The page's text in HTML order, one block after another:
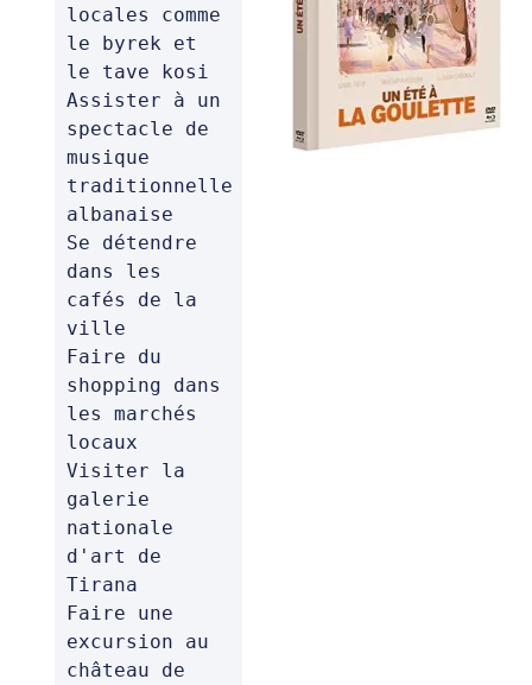
locales comme
le byrek et
le tave kosi
Assister à un
spectacle de
musique
traditionnelle
albanaise
Se détendre
dans les
cafés de la
ville
Faire du
shopping dans
les marchés
locaux
Visiter la
galerie
nationale
d'art de
Tirana
Faire une
excursion au
château de